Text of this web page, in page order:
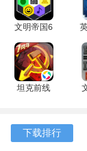
对话樊虎选择板
束时我军与友军
3、本游戏没有练
板对应一点能力
板不加 buff。
注意：使用经验果
文明帝国6
中文版
4.0.7 安卓
版
坦克前线
下载排行